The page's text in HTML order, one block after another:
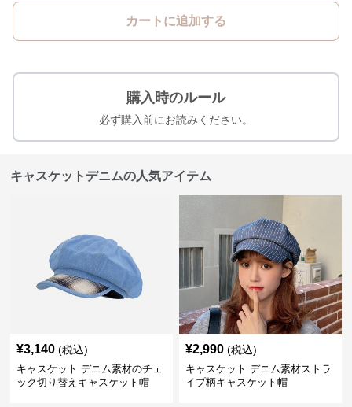
カートに追加する
購入時のルール
必ず購入前にお読みください。
キャスケットデニムの人気アイテム
¥3,140 (税込)
キャスケット デニム素材のチェ
ック切り替えキャスケット帽
¥2,990 (税込)
キャスケット デニム素材ストラ
イプ柄キャスケット帽